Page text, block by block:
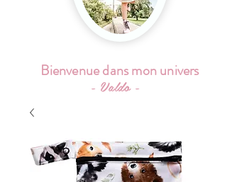
- Valdo -
Bienvenue dans mon univers